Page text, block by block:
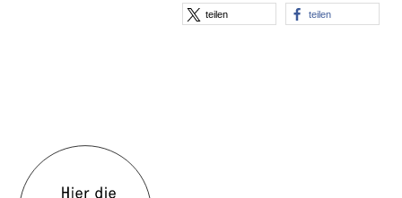
teilen teilen